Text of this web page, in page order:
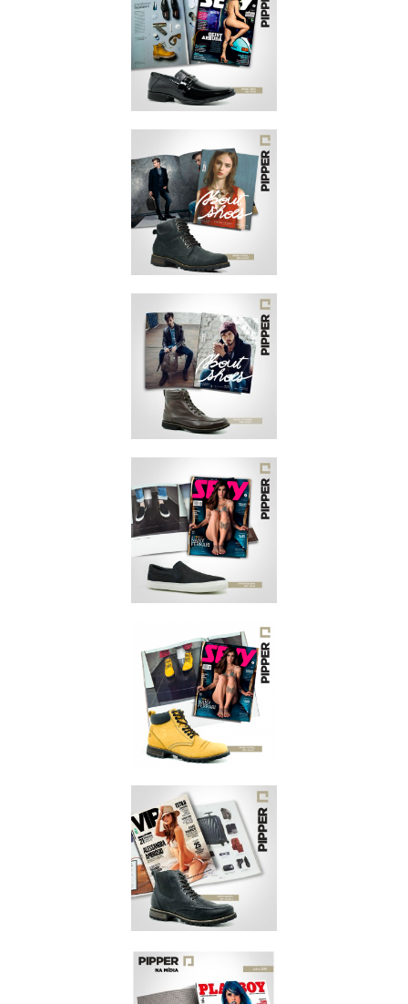
ABRIL 2017
REVISTA
ABOUT SHOES
ABRIL 2016
REVISTA SEXY
JANEIRO 2016
ABOUT SHOES
DEZEMBRO/2015
SEXY
AGOSTO/2015
SEXY
AGOSTO/2015